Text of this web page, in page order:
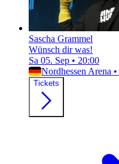
Sascha Grammel
Wünsch dir was!
Sa 05. Sep • 20:00
Nordhessen Arena •
Tickets